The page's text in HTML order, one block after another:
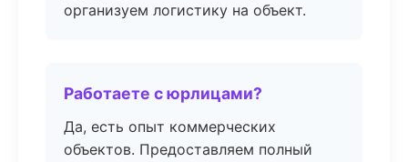
организуем логистику на объект.
Работаете с юрлицами?
Да, есть опыт коммерческих
объектов. Предоставляем полный